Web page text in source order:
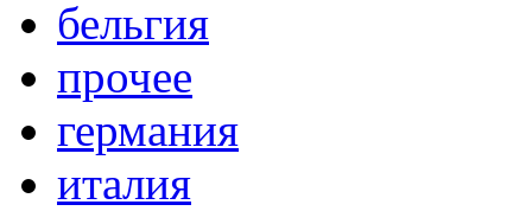
бельгия
прочее
германия
италия